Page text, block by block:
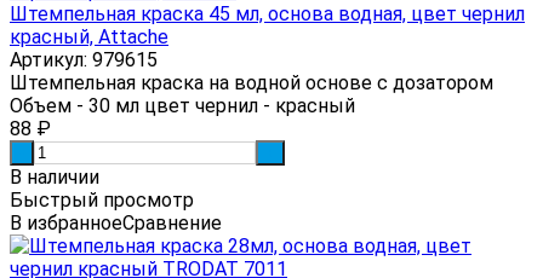
Штемпельная краска 45 мл, основа водная, цвет чернил
красный, Attache
Артикул: 979615
Штемпельная краска на водной основе с дозатором
Объем - 30 мл цвет чернил - красный
88 ₽
В наличии
Быстрый просмотр
В избранноеСравнение